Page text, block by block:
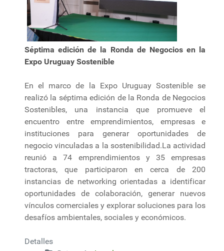
Séptima edición de la Ronda de Negocios en la
Expo Uruguay Sostenible
En el marco de la Expo Uruguay Sostenible se
realizó la séptima edición de la Ronda de Negocios
Sostenibles, una instancia que promueve el
encuentro entre emprendimientos, empresas e
instituciones para generar oportunidades de
negocio vinculadas a la sostenibilidad.La actividad
reunió a 74 emprendimientos y 35 empresas
tractoras, que participaron en cerca de 200
instancias de networking orientadas a identificar
oportunidades de colaboración, generar nuevos
vínculos comerciales y explorar soluciones para los
desafíos ambientales, sociales y económicos.
Detalles